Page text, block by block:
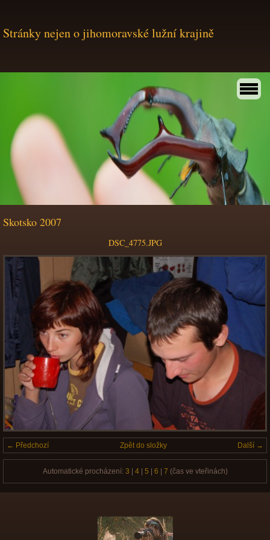
Stránky nejen o jihomoravské lužní krajině
Skotsko 2007
DSC_4775.JPG
← Předchozí Další →
Zpět do složky
Automatické procházení: 3 4| 5 6 7 (čas ve vteřinách)